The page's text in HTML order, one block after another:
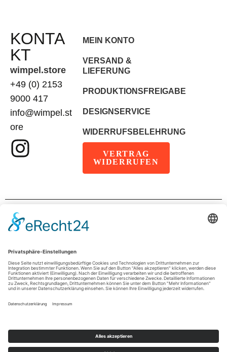
KONTA
KT
wimpel.store
+49 (0) 2153
9000 417
info@wimpel.st
ore
MEIN KONTO
VERSAND &
LIEFERUNG
PRODUKTIONSFREIGABE
DESIGNSERVICE
WIDERRUFSBELEHRUNG
VERTRAG
WIDERRUFEN
© 2026 wimpel.store ist eine Marke der
IMPRESSUM
DATENSCHUTZ
AGB